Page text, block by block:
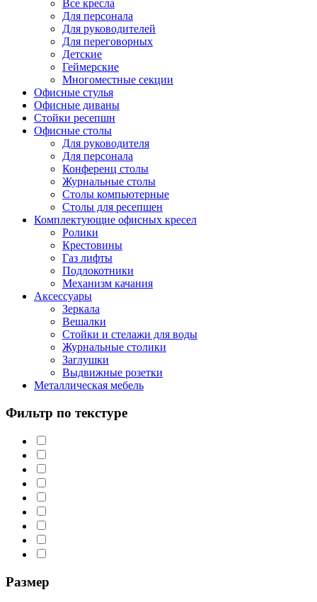
Все кресла
Для персонала
Для руководителей
Для переговорных
Детские
Геймерские
Многоместные секции
Офисные стулья
Офисные диваны
Стойки ресепшн
Офисные столы
Для руководителя
Для персонала
Конференц столы
Журнальные столы
Столы компьютерные
Столы для ресепшен
Комплектующие офисных кресел
Ролики
Крестовины
Газ лифты
Подлокотники
Механизм качания
Аксессуары
Зеркала
Вешалки
Стойки и стелажи для воды
Журнальные столики
Заглушки
Выдвижные розетки
Металлическая мебель
Фильтр по текстуре
Размер